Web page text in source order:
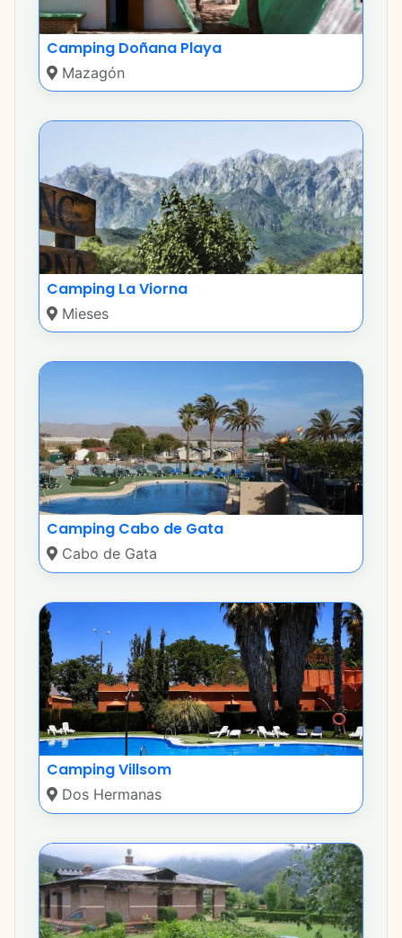
Camping Doñana Playa
Mazagón
Camping La Viorna
Mieses
Camping Cabo de Gata
Cabo de Gata
Camping Villsom
Dos Hermanas